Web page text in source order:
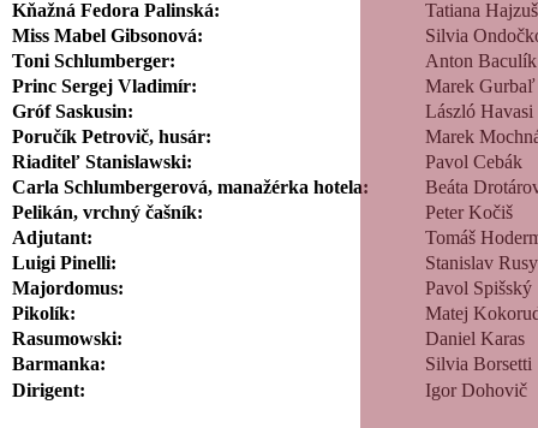
Kňažná Fedora Palinská:
Tatiana
Miss Mabel Gibsonová:
Silvia
Toni Schlumberger:
Anton Baculík
Princ Sergej Vladimír:
Marek Gurbaľ
Gróf Saskusin:
László Havasi
Poručík Petrovič, husár:
Marek
Riaditeľ Stanislawski:
Pavol Cebák
Carla Schlumbergerová, manažérka hotela:
Beáta
Pelikán, vrchný čašník:
Peter Kočiš
Adjutant:
Tomáš
Luigi Pinelli:
Stanislav
Majordomus:
Pavol Spišský
Pikolík:
Matej
Rasumowski:
Daniel Karas
Barmanka:
Silvia Borsetti
Dirigent:
Igor Dohovič